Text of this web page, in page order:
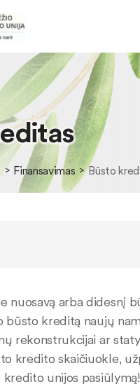
Finansavimas Būsto
nuosavą arba didesnį
būsto kreditą naujų
rekonstrukcijai ar
kredito skaičiuokle,
unijos pasiūlymą!